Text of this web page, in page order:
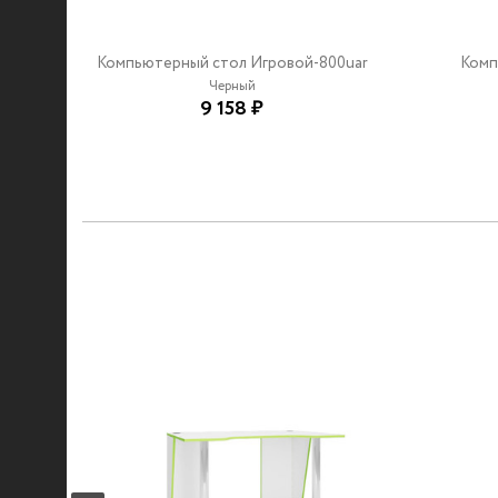
Компьютерный стол Игровой-800uar
Черный
9 158 ₽